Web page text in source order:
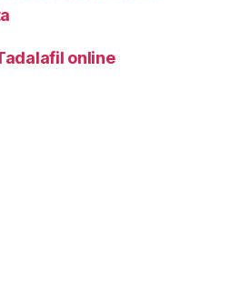
online